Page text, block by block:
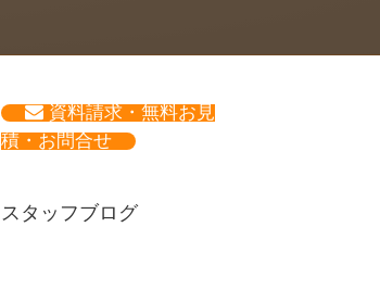
資料請求・無料お見
積・お問合せ
スタッフブログ